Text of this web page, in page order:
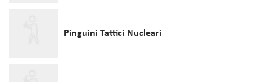
Pinguini Tattici Nucleari